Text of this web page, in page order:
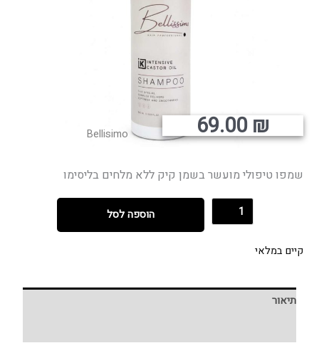
Bellisimo
שמפו טיפולי מועשר בשמן קיק ללא מלחים בליסימו
69.00₪
הוספה לסל
קיים במלאי
תיאור